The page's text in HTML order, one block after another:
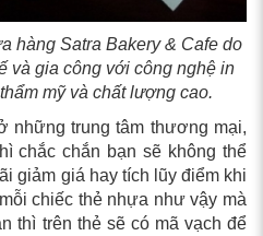
hàng Satra Bakery & Cafe do
và gia công với công nghệ in
mỹ và chất lượng cao.
những trung tâm thương mại,
chắc chắn bạn sẽ không thể
giảm giá hay tích lũy điểm khi
chiếc thẻ nhựa như vậy mà
thì trên thẻ sẽ có mã vạch để